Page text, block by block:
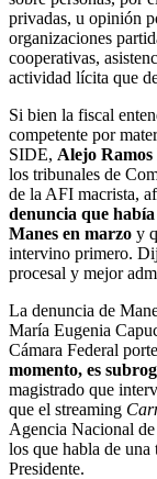
privadas, u opinión
organizaciones
cooperativas,
actividad lícita que
Si bien la fiscal
competente por
SIDE, Alejo Ramos
los tribunales de
de la AFI macrista,
denuncia que
Manes en marzo y
intervino primero.
procesal y mejor
La denuncia de
María Eugenia
Cámara Federal
momento, es
magistrado que
que el streaming
Agencia Nacional
los que habla de una
Presidente.